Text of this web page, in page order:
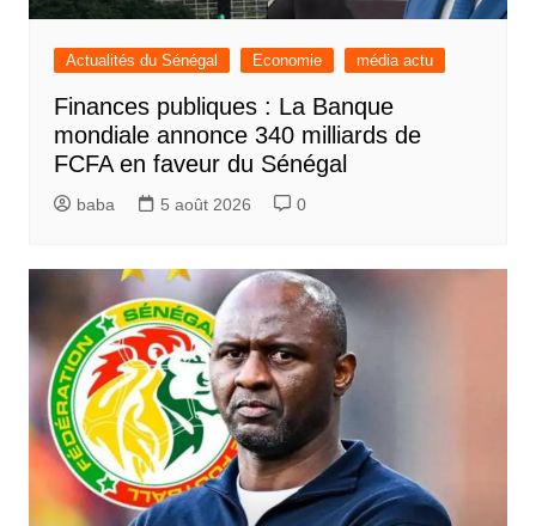
Actualités du Sénégal Economie média actu
Finances publiques : La Banque
mondiale annonce 340 milliards de
FCFA en faveur du Sénégal
baba 5 août 2026 0